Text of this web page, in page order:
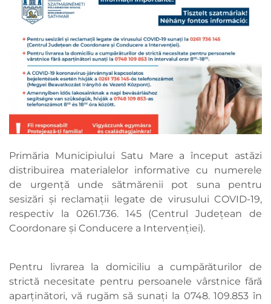
Primăria Municipiului Satu Mare a început astăzi
distribuirea materialelor informative cu numerele
de urgență unde sătmărenii pot suna pentru
sesizări și reclamații legate de virusului COVID-19,
respectiv la 0261.736. 145 (Centrul Județean de
Coordonare și Conducere a Intervenției).
Pentru livrarea la domiciliu a cumpărăturilor de
strictă necesitate pentru persoanele vârstnice fără
aparținători, vă rugăm să sunați la 0748. 109.853 în